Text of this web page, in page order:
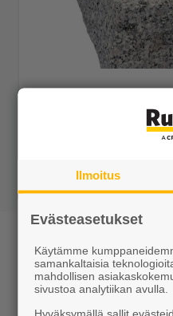
Nupukivet ovat
päällystekiviä. Nupukivi
mitat ja toleranssit on
Ilmoitus
Evästeasetukset
Käytämme
samankaltaisia
mahdollisen
sivustoa analytiikan avulla.
Hyväksymällä sallit